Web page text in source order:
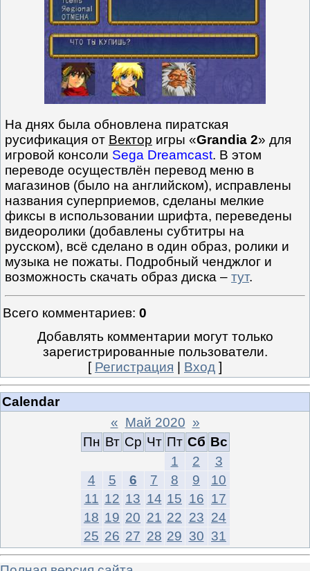
На днях была обновлена пиратская
русификация от Вектор игры «Grandia 2» для
игровой консоли Sega Dreamcast. В этом
переводе осуществлён перевод меню в
магазинов (было на английском), исправлены
названия суперприемов, сделаны мелкие
фиксы в использовании шрифта, переведены
видеоролики (добавлены субтитры на
русском), всё сделано в один образ, ролики и
музыка не пожаты. Подробный ченджлог и
возможность скачать образ диска – тут.
Всего комментариев: 0
Добавлять комментарии могут только
зарегистрированные пользователи.
[ Регистрация Вход ]
Calendar
« Май 2020 »
Пн Вт Ср Чт Пт Сб Вс
1
2
3
4
5 6 7 8 9
10
11 12 13 14 15 16 17
18 19 20 21 22 23 24
25 26 27 28 29 30 31